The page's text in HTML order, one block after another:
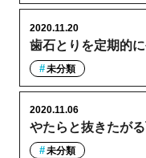
歯石とりを定期的
2020.11.20
未分類
やたらと抜きたが
2020.11.06
未分類